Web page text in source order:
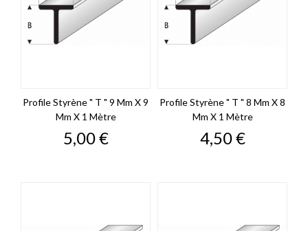
Profile Styrène " T " 9 Mm X 9
Mm X 1 Mètre
Prix
5,00 €
Profile Styrène " T " 8 Mm X 8
Mm X 1 Mètre
Prix
4,50 €